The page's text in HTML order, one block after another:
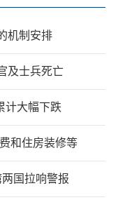
机制安排
及士兵死亡
计大幅下跌
和住房装修等
国拉响警报